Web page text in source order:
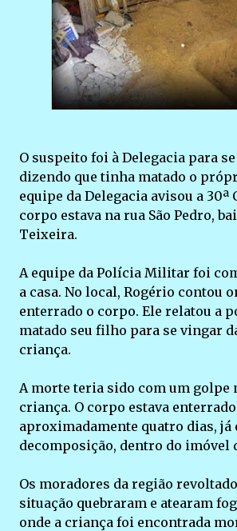
O suspeito foi à Delegacia para
dizendo que tinha matado o
equipe da Delegacia avisou a 30ª
corpo estava na rua São Pedro,
Teixeira.
A equipe da Polícia Militar foi
a casa. No local, Rogério contou
enterrado o corpo. Ele relatou a
matado seu filho para se vingar
criança.
A morte teria sido com um golpe
criança. O corpo estava
aproximadamente quatro dias, já
decomposição, dentro do imóvel
Os moradores da região
situação quebraram e atearam
onde a criança foi encontrada